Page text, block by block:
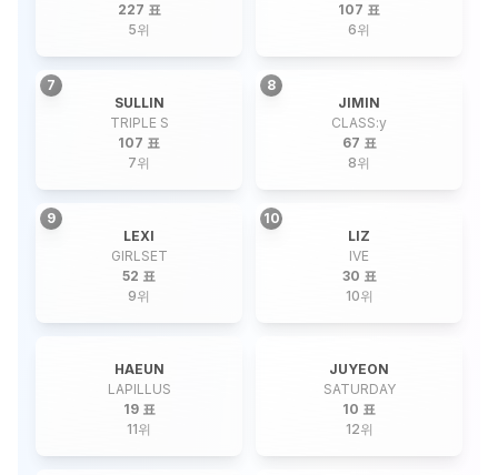
227 표
5위
107 표
6위
7
SULLIN
TRIPLE S
107 표
7위
8
JIMIN
CLASS:y
67 표
8위
9
LEXI
GIRLSET
52 표
9위
10
LIZ
IVE
30 표
10위
HAEUN
LAPILLUS
19 표
11위
JUYEON
SATURDAY
10 표
12위